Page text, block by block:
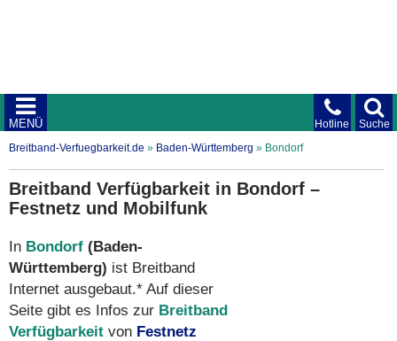
Suche
Hotline
MENÜ
Breitband-Verfuegbarkeit.de » Baden-Württemberg » Bondorf
Breitband Verfügbarkeit in Bondorf –
Festnetz und Mobilfunk
In Bondorf (Baden-
Württemberg) ist Breitband
Internet ausgebaut.* Auf dieser
Seite gibt es Infos zur Breitband
Verfügbarkeit von Festnetz